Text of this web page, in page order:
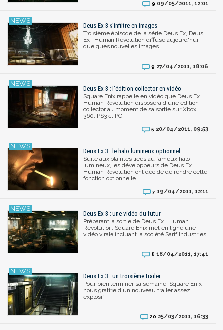
9 09/05/2011, 12:01
Deus Ex 3 s'infiltre en images
Troisième épisode de la série Deus Ex, Deus
Ex : Human Revolution diffuse aujourd'hui
quelques nouvelles images.
9 27/04/2011, 18:06
Deus Ex 3 : l'édition collector en vidéo
Square Enix rappelle en vidéo que Deus Ex :
Human Revolution disposera d'une édition
collector au moment de sa sortie sur Xbox
360, PS3 et PC.
5 20/04/2011, 09:53
Deus Ex 3 : le halo lumineux optionnel
Suite aux plaintes liées au fameux halo
lumineux, les développeurs de Deus Ex :
Human Revolution ont décidé de rendre cette
fonction optionnelle.
7 19/04/2011, 12:11
Deus Ex 3 : une vidéo du futur
Préparant la sortie de Deus Ex : Human
Revolution, Square Enix met en ligne une
vidéo virale incluant la société Sarif Industries.
8 18/04/2011, 17:41
Deus Ex 3 : un troisième trailer
Pour bien terminer sa semaine, Square Enix
nous gratifie d'un nouveau trailer assez
explosif.
20 25/03/2011, 16:33